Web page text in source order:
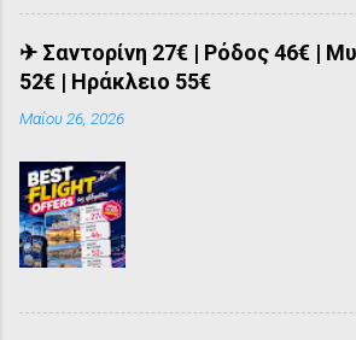
✈ Σαντορίνη 27€ | Ρόδος 46€ |
52€ | Ηράκλειο 55€
Μαΐου 26, 2026